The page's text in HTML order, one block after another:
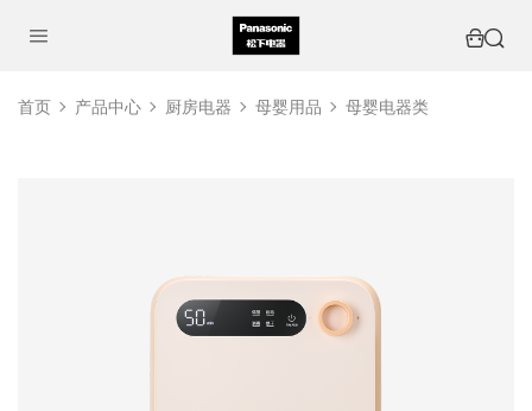
首页 产品中心 厨房电器 母婴用品 母婴电器类